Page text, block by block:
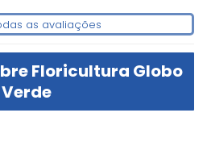
as avaliações
Floricultura Globo
Verde